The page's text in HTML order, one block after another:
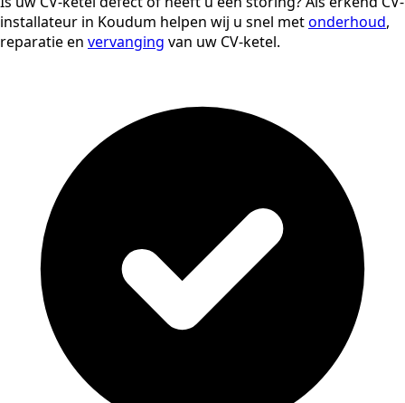
installateur in Koudum helpen wij u snel metonderhoud,
reparatie en vervanging van uw CV-ketel.